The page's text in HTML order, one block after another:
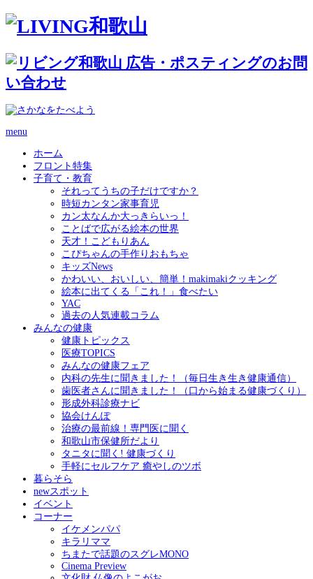
menu
ホーム
フロント特集
子育て・教育
それってうちの子だけですか？
時短カンタン家事育児
カン太なんか大っきらいっ！
ことばで広がる絵本の世界
天才！こどもりあん
こぴちゃんの手作りおもちゃ
キッズNews
かわいい、おいしい、簡単！makimakiクッキング
絵本に出てくる「これ！」食べたい
YAC
過去の人気連載コラム
みんなの健康
健康トピックス
医療TOPICS
みんなの健康フェア
内科の先生に聞きました！（毎日生き生き健康通信）
歯医者さんに聞きました！（口から始まる健康づくり）
形成外科診療ナビ
協会けんぽ
治療の最前線！専門医に聞く
和歌山市保健所だより
タニタに聞く! 健康づくり
手軽にセルフケア 癒やしのツボ
暮らそら
newスポット
イベント
コーナー
イケメンパパ
キラリママ
ちまたで話題のスグレMONO
Cinema Preview